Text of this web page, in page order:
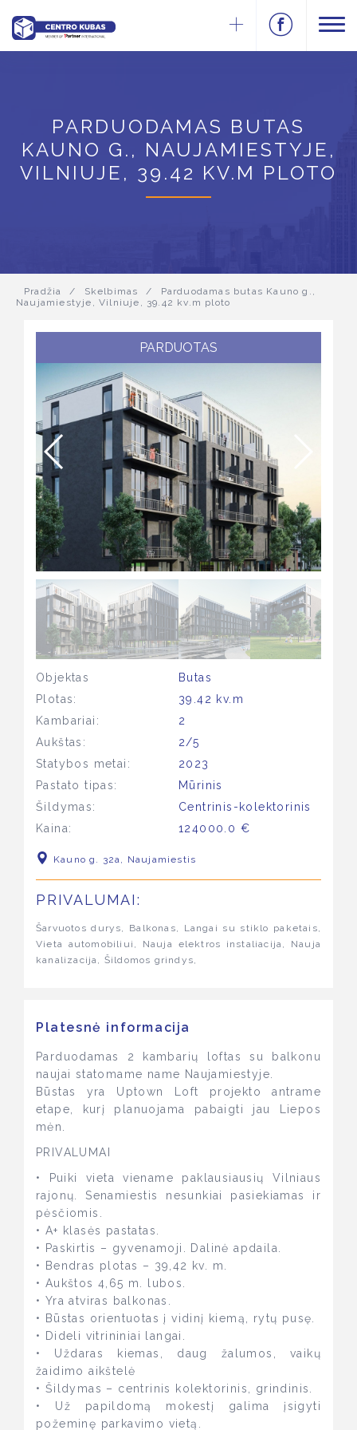
PARDUODAMAS BUTAS
KAUNO G., NAUJAMIESTYJE,
VILNIUJE, 39.42 KV.M PLOTO
Pradžia / Skelbimas /
Parduodamas butas Kauno g.,
Naujamiestyje, Vilniuje, 39.42 kv.m ploto
PARDUOTAS
Objektas
Butas
Plotas:
39.42 kv.m
Kambariai:
2
Aukštas:
2/5
Statybos metai:
2023
Pastato tipas:
Mūrinis
Šildymas:
Centrinis-kolektorinis
Kaina:
124000.0 €
Kauno g. 32a, Naujamiestis
PRIVALUMAI:
Šarvuotos durys, Balkonas, Langai su stiklo paketais,
Vieta automobiliui, Nauja elektros instaliacija, Nauja
kanalizacija, Šildomos grindys,
Platesnė informacija
Parduodamas 2 kambarių loftas su balkonu
naujai statomame name Naujamiestyje.
Būstas yra Uptown Loft projekto antrame
etape, kurį planuojama pabaigti jau Liepos
mėn.
PRIVALUMAI
• Puiki vieta viename paklausiausių Vilniaus
rajonų. Senamiestis nesunkiai pasiekiamas ir
pėsčiomis.
• A+ klasės pastatas.
• Paskirtis – gyvenamoji. Dalinė apdaila.
• Bendras plotas – 39,42 kv. m.
• Aukštos 4,65 m. lubos.
• Yra atviras balkonas.
• Būstas orientuotas į vidinį kiemą, rytų pusę.
• Dideli vitrininiai langai.
• Uždaras kiemas, daug žalumos, vaikų
žaidimo aikštelė
• Šildymas – centrinis kolektorinis, grindinis.
• Už papildomą mokestį galima įsigyti
požeminę parkavimo vietą.